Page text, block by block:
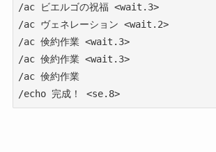
/ac ビエルゴの祝福 <wait.3>
/ac ヴェネレーション <wait.2>
/ac 倹約作業 <wait.3>
/ac 倹約作業 <wait.3>
/ac 倹約作業
/echo 完成！ <se.8>